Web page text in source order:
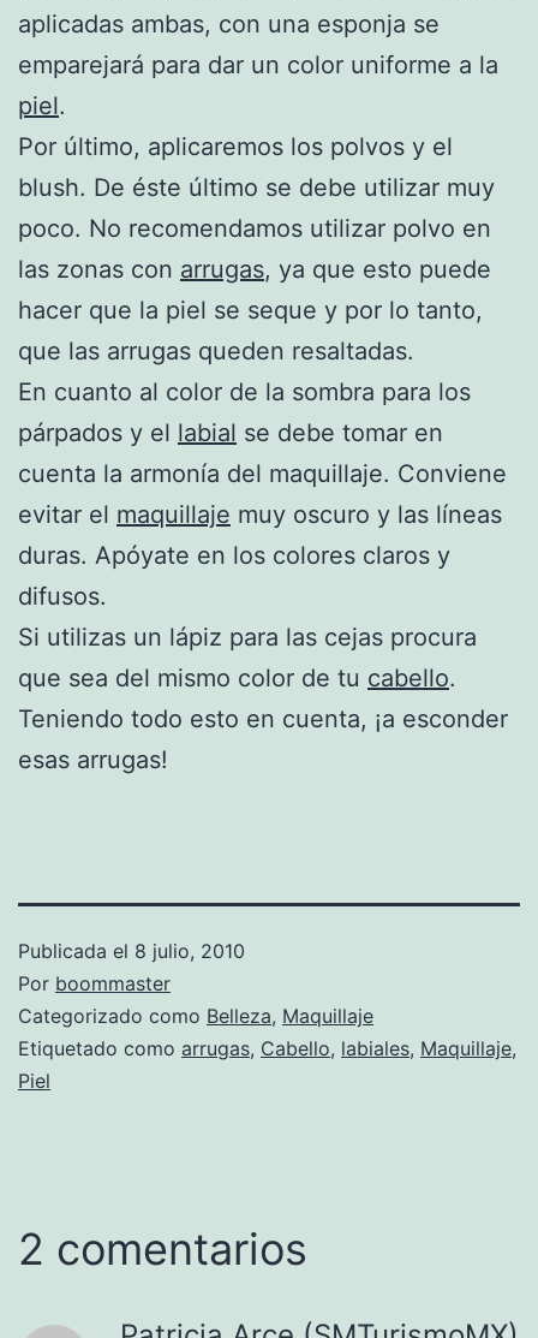
aplicadas ambas, con una esponja se
emparejará para dar un color uniforme a la
piel.
Por último, aplicaremos los polvos y el
blush. De éste último se debe utilizar muy
poco. No recomendamos utilizar polvo en
las zonas con arrugas, ya que esto puede
hacer que la piel se seque y por lo tanto,
que las arrugas queden resaltadas.
En cuanto al color de la sombra para los
párpados y el labial se debe tomar en
cuenta la armonía del maquillaje. Conviene
evitar el maquillaje muy oscuro y las líneas
duras. Apóyate en los colores claros y
difusos.
Si utilizas un lápiz para las cejas procura
que sea del mismo color de tu cabello.
Teniendo todo esto en cuenta, ¡a esconder
esas arrugas!
Publicada el 8 julio, 2010
Por boommaster
Categorizado como Belleza, Maquillaje
Etiquetado como arrugas, Cabello, labiales, Maquillaje,
Piel
2 comentarios